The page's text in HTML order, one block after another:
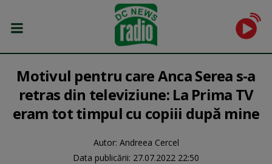
Motivul pentru care Anca Serea s-a
retras din televiziune: La Prima TV
eram tot timpul cu copiii după mine
Autor: Andreea Cercel
Data publicării: 27.07.2022 22:50